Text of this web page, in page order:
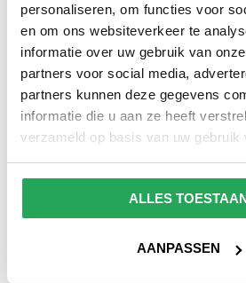
personaliseren, om functies voor
en om ons websiteverkeer te
informatie over uw gebruik van
partners voor social media,
partners kunnen deze gegevens
informatie die u aan ze heeft
verzameld op basis van uw gebruik
ALLES
AANPASSEN
brede aanbod van kleuren en
maximale lengte tot 25
dit een populair product. Dit
tevens verkrijgbaar in een EKO
variant, die veel wordt
renovaties in de agrarische